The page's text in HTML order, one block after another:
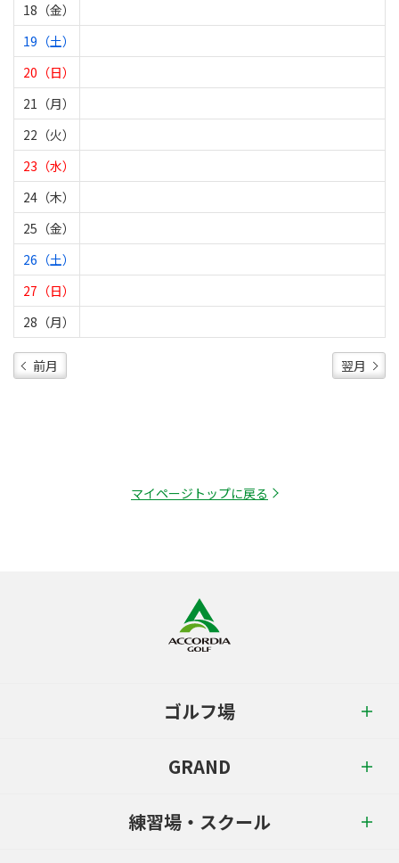
18（金）
19（土）
20（日）
21（月）
22（火）
23（水）
24（木）
25（金）
26（土）
27（日）
28（月）
前月 翌月
マイページトップに戻る
ゴルフ場
GRAND
練習場・スクール